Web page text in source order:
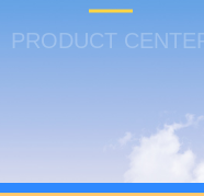
PRODUCT